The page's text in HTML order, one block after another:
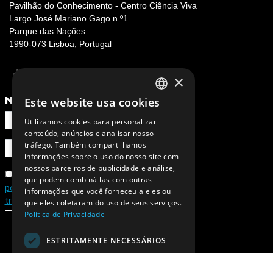
Pavilhão do Conhecimento - Centro Ciência Viva
Largo José Mariano Gago n.º1
Parque das Nações
1990-073 Lisboa, Portugal
NEWSLETTER
Concordo com a
política de privacidade e de
tratamento de dados pessoais
PORTUGUESE
ENGLISH
×
Este website usa cookies
Utilizamos cookies para personalizar
conteúdo, anúncios e analisar nosso
tráfego. Também compartilhamos
informações sobre o uso do nosso site com
nossos parceiros de publicidade e análise,
que podem combiná-las com outras
informações que você forneceu a eles ou
que eles coletaram do uso de seus serviços.
Política de Privacidade
ESTRITAMENTE NECESSÁRIOS